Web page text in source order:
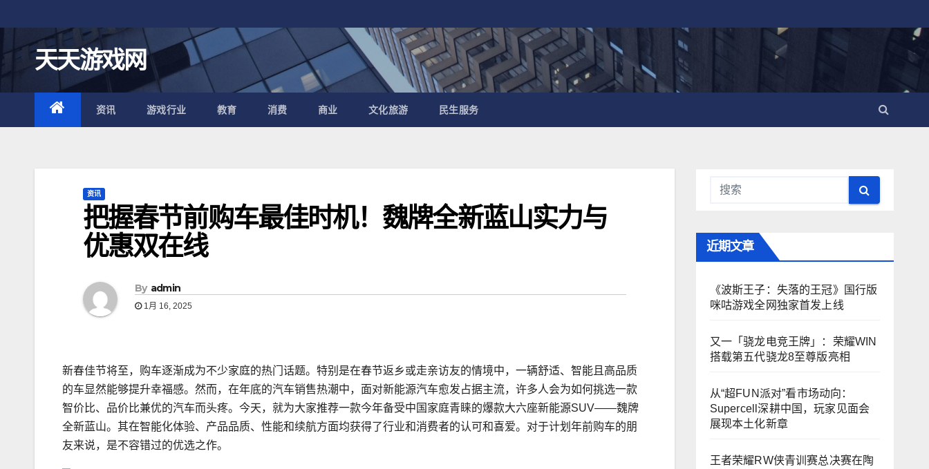
至
内
容
天天游戏网
资讯 游戏行业 教育 消费 商业 文化旅游 民生服务
资讯
把握春节前购车最佳时机！魏牌全新蓝山实力与
优惠双在线
By admin
1月 16, 2025
新春佳节将至，购车逐渐成为不少家庭的热门话题。特别是在春节返乡或走亲访友的情境中，一辆舒适、智能且高品质
的车显然能够提升幸福感。然而，在年底的汽车销售热潮中，面对新能源汽车愈发占据主流，许多人会为如何挑选一款
智价比、品价比兼优的汽车而头疼。今天，就为大家推荐一款今年备受中国家庭青睐的爆款大六座新能源SUV——魏牌
全新蓝山。其在智能化体验、产品品质、性能和续航方面均获得了行业和消费者的认可和喜爱。对于计划年前购车的朋
友来说，是不容错过的优选之作。
近期文章
《波斯王子：失落的王冠》国行版
咪咕游戏全网独家首发上线
又一「骁龙电竞王牌」：荣耀WIN
搭载第五代骁龙8至尊版亮相
从“超FUN派对”看市场动向：
Supercell深耕中国，玩家见面会
展现本土化新章
王者荣耀RW侠青训赛总决赛在陶